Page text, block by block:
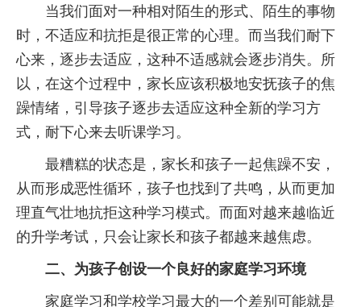
当我们面对一种相对陌生的形式、陌生的事物
时，不适应和抗拒是很正常的心理。而当我们耐下
心来，逐步去适应，这种不适感就会逐步消失。所
以，在这个过程中，家长应该积极地安抚孩子的焦
躁情绪，引导孩子逐步去适应这种全新的学习方
式，耐下心来去听课学习。
最糟糕的状态是，家长和孩子一起焦躁不安，
从而形成恶性循环，孩子也找到了共鸣，从而更加
理直气壮地抗拒这种学习模式。而面对越来越临近
的升学考试，只会让家长和孩子都越来越焦虑。
二、为孩子创设一个良好的家庭学习环境
家庭学习和学校学习最大的一个差别可能就是